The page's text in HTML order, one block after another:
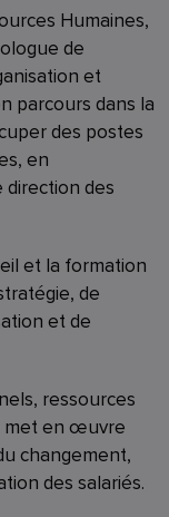
Humaines,
de
et
parcours dans la
des postes
en
des
et la formation
de
et de
ressources
met en œuvre
changement,
des salariés.